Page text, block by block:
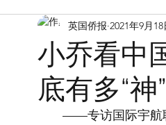
英国脱宅指南 Time out
寻找组织 Friends 华人专
小乔看中
底有多“
英国侨报 2021年9月18
——专访国际宇航联